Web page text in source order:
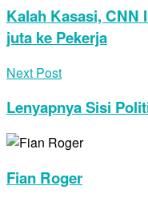
Kalah Kasasi, CNN
juta ke Pekerja
Next Post
Lenyapnya Sisi
Fian Roger